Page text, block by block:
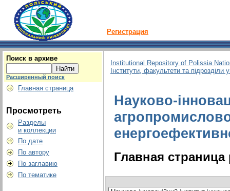
Регистрация
Поиск в архиве
Расширенный поиск
Главная страница
Просмотреть
Разделы
и коллекции
По дате
По автору
По заглавию
По тематике
Institutional Repository of Polissia
Інститути, факультети та підрозділи
Науково-
Главная страница